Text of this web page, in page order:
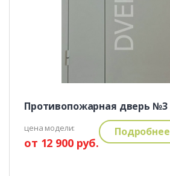
Противопожарная дверь №3
цена модели:
от 12 900 руб.
Подробнее